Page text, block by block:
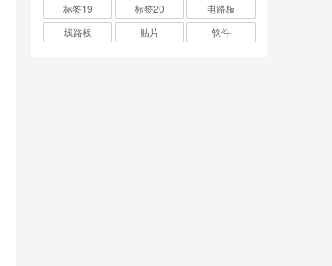
标签19
标签20
电路板
线路板
贴片 软件